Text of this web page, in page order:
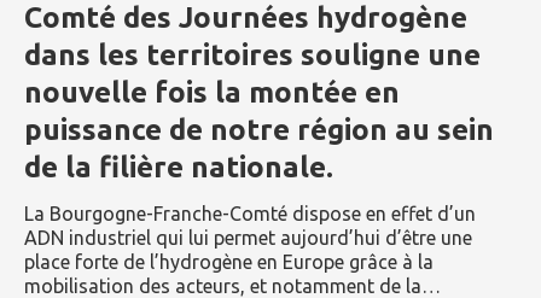
Comté des Journées hydrogène
dans les territoires souligne une
nouvelle fois la montée en
puissance de notre région au sein
de la filière nationale.
La Bourgogne-Franche-Comté dispose en effet d’un
ADN industriel qui lui permet aujourd’hui d’être une
place forte de l’hydrogène en Europe grâce à la
mobilisation des acteurs, et notamment de la…